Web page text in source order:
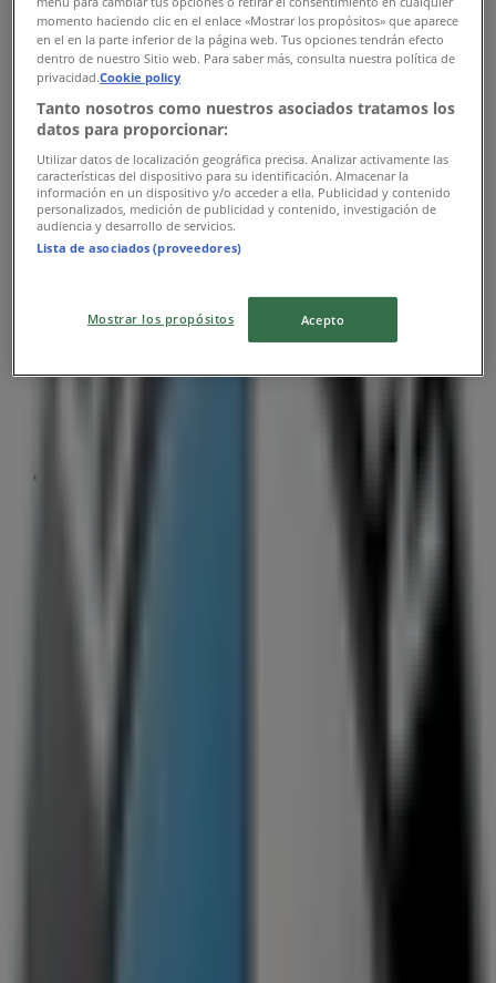
BMW
Danderydsvägen 142, Danderyd
4.0 km
Haukadalsgatan 3, Kista
7.9 km
momento haciendo clic en el enlace «Mostrar los propósitos» que aparece
en el en la parte inferior de la página web. Tus opciones tendrán efecto
dentro de nuestro Sitio web. Para saber más, consulta nuestra política de
privacidad.Cookie policy
Tanto nosotros como nuestros asociados tratamos los
datos para proporcionar:
Utilizar datos de localización geográfica precisa. Analizar activamente las
características del dispositivo para su identificación. Almacenar la
información en un dispositivo y/o acceder a ella. Publicidad y contenido
personalizados, medición de publicidad y contenido, investigación de
audiencia y desarrollo de servicios.
Lista de asociados (proveedores)
Mostrar los propósitos Acepto